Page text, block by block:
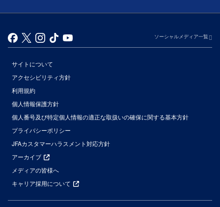
ソーシャルメディア一覧
サイトについて
アクセシビリティ方針
利用規約
個人情報保護方針
個人番号及び特定個人情報の適正な取扱いの確保に関する基本方針
プライバシーポリシー
JFAカスタマーハラスメント対応方針
アーカイブ
メディアの皆様へ
キャリア採用について